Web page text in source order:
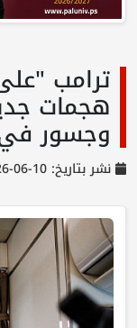
ترامب
هجمات
وجسور في
نشر بتاريخ: 10-06-2026 |